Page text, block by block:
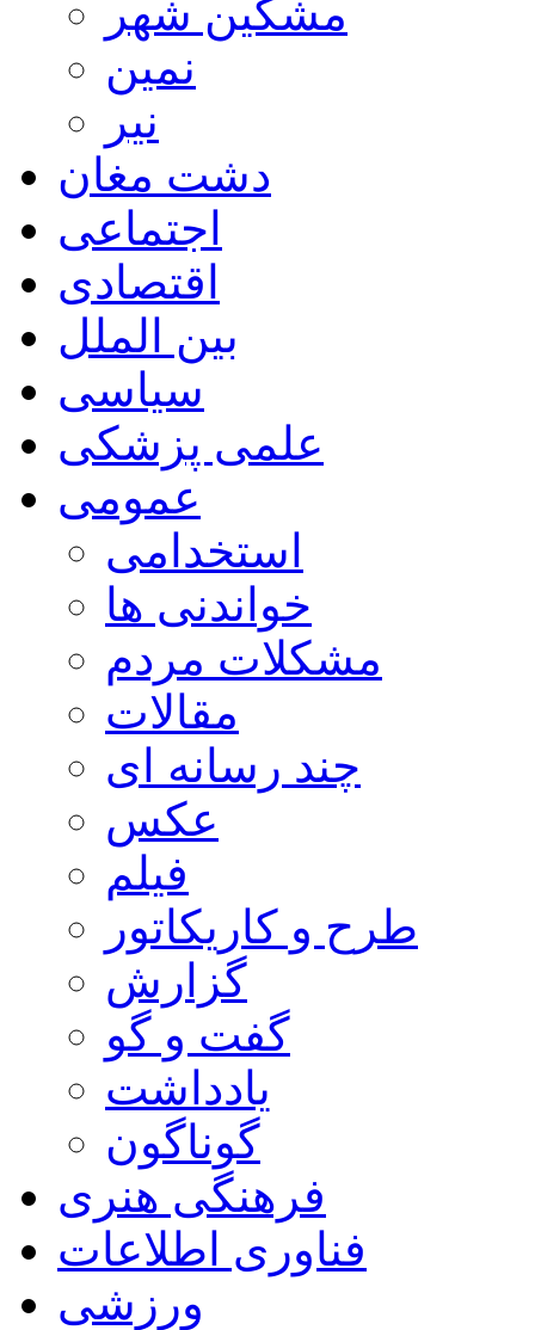
مشگین شهر
نمین
نیر
دشت مغان
اجتماعی
اقتصادی
بین الملل
سیاسی
علمی پزشکی
عمومی
استخدامی
خواندنی ها
مشکلات مردم
مقالات
چند رسانه ای
عکس
فیلم
طرح و کاریکاتور
گزارش
گفت و گو
یادداشت
گوناگون
فرهنگی هنری
فناوری اطلاعات
ورزشی